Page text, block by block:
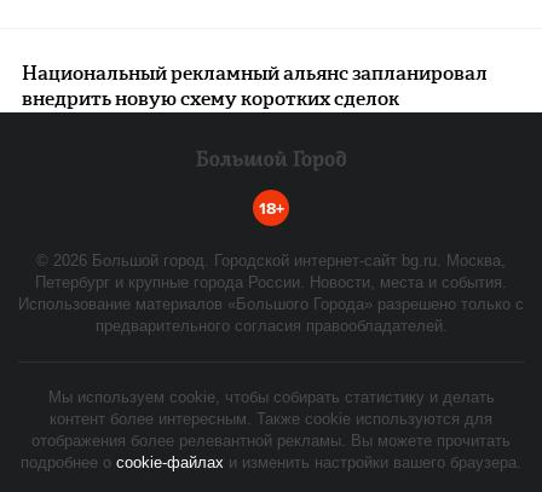
Национальный рекламный альянс запланировал
внедрить новую схему коротких сделок
18+
© 2026 Большой город. Городской интернет-сайт bg.ru. Москва,
Петербург и крупные города России. Новости, места и события.
Использование материалов «Большого Города» разрешено только с
предварительного согласия правообладателей.
Мы используем cookie, чтобы собирать статистику и делать
контент более интересным. Также cookie используются для
отображения более релевантной рекламы. Вы можете прочитать
подробнее о cookie-файлах и изменить настройки вашего браузера.